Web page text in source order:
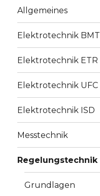
Allgemeines
Elektrotechnik BMT
Elektrotechnik ETR
Elektrotechnik UFC
Elektrotechnik ISD
Messtechnik
Regelungstechnik
Grundlagen